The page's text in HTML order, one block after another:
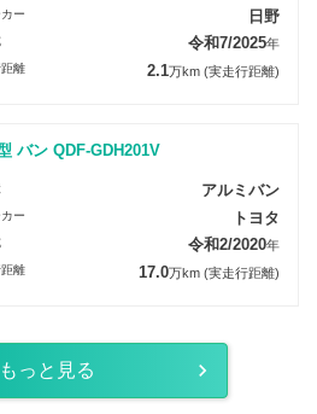
カー 日野
令和7/2025年
離 2.1万km (実走行距離)
バン QDF-GDH201V
アルミバン
カー トヨタ
令和2/2020年
離 17.0万km (実走行距離)
もっと見る